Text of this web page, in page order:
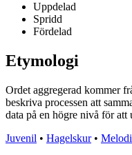
Uppdelad
Spridd
Fördelad
Etymologi
Ordet aggregerad kommer
beskriva processen att
data på en högre nivå för
Juvenil • Hagelskur• Melodi